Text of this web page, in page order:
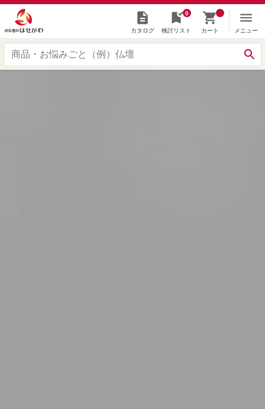
カタログ
0
検討リスト カート メニュー